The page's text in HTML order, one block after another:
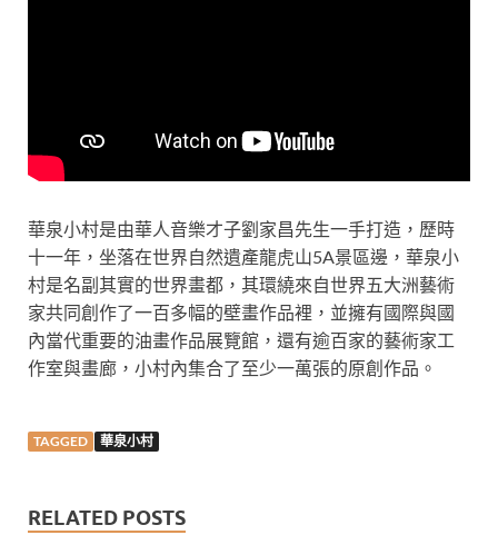
華泉小村是由華人音樂才子劉家昌先生一手打造，歷時
十一年，坐落在世界自然遺產龍虎山5A景區邊，華泉小
村是名副其實的世界畫都，其環繞來自世界五大洲藝術
家共同創作了一百多幅的壁畫作品裡，並擁有國際與國
內當代重要的油畫作品展覽館，還有逾百家的藝術家工
作室與畫廊，小村內集合了至少一萬張的原創作品。
TAGGED 華泉小村
RELATED POSTS